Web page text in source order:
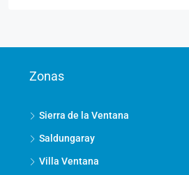
Zonas
Sierra de la Ventana
Saldungaray
Villa Ventana